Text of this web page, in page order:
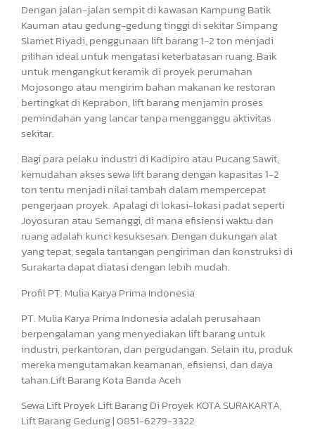
Dengan jalan-jalan sempit di kawasan Kampung Batik
Kauman atau gedung-gedung tinggi di sekitar Simpang
Slamet Riyadi, penggunaan lift barang 1-2 ton menjadi
pilihan ideal untuk mengatasi keterbatasan ruang. Baik
untuk mengangkut keramik di proyek perumahan
Mojosongo atau mengirim bahan makanan ke restoran
bertingkat di Keprabon, lift barang menjamin proses
pemindahan yang lancar tanpa mengganggu aktivitas
sekitar.
Bagi para pelaku industri di Kadipiro atau Pucang Sawit,
kemudahan akses sewa lift barang dengan kapasitas 1-2
ton tentu menjadi nilai tambah dalam mempercepat
pengerjaan proyek. Apalagi di lokasi-lokasi padat seperti
Joyosuran atau Semanggi, di mana efisiensi waktu dan
ruang adalah kunci kesuksesan. Dengan dukungan alat
yang tepat, segala tantangan pengiriman dan konstruksi di
Surakarta dapat diatasi dengan lebih mudah.
Profil PT. Mulia Karya Prima Indonesia
PT. Mulia Karya Prima Indonesia adalah perusahaan
berpengalaman yang menyediakan lift barang untuk
industri, perkantoran, dan pergudangan. Selain itu, produk
mereka mengutamakan keamanan, efisiensi, dan daya
tahan.Lift Barang Kota Banda Aceh
Sewa Lift Proyek Lift Barang Di Proyek KOTA SURAKARTA,
Lift Barang Gedung | 0851-6279-3322